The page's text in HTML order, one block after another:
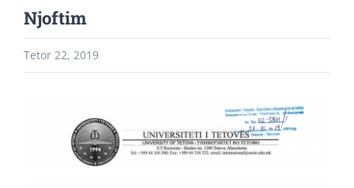
Njoftim
Tetor 22, 2019